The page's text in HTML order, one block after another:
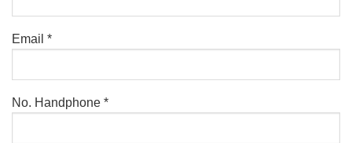
Email *
No. Handphone *